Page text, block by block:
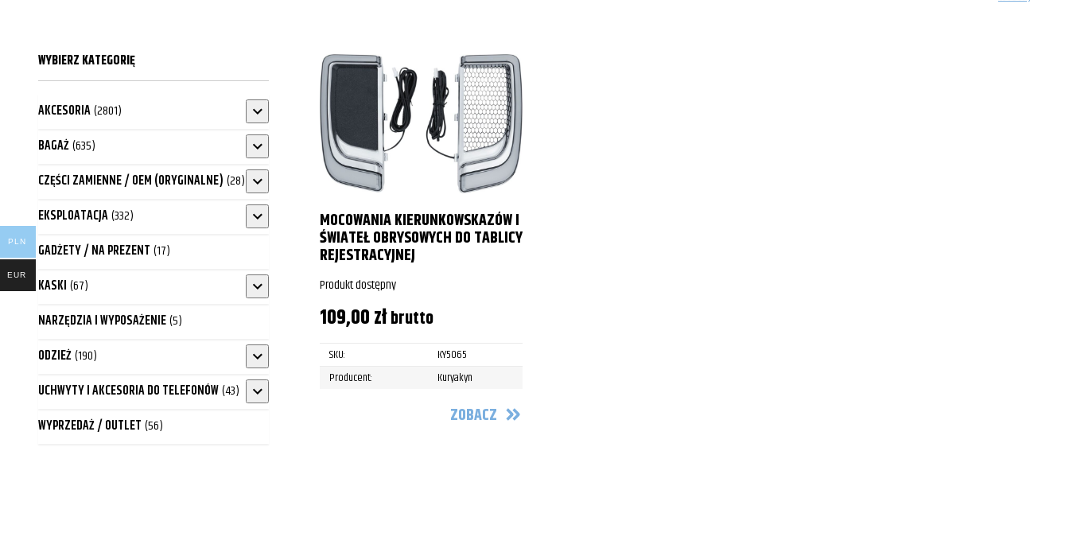
WYBIERZ KATEGORIĘ
AKCESORIA(2801)
BAGAŻ(635)
CZĘŚCI ZAMIENNE / OEM (ORYGINALNE) (28)
EKSPLOATACJA(332)
GADŻETY / NA PREZENT (17)
KASKI (67)
NARZĘDZIA I WYPOSAŻENIE(5)
ODZIEŻ(190)
UCHWYTY I AKCESORIA DO TELEFONÓW(43)
WYPRZEDAŻ / OUTLET (56)
MOCOWANIA KIERUNKOWSKAZÓW I
ŚWIATEŁ OBRYSOWYCH DO TABLICY
REJESTRACYJNEJ
Produkt dostępny
109,00złbrutto
SKU:
KY5065
Producent:
Kuryakyn
ZOBACZ
PLN
EUR